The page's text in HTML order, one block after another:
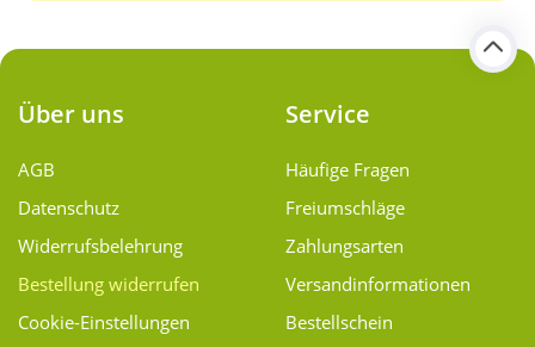
Über uns
AGB
Datenschutz
Widerrufsbelehrung
Bestellung widerrufen
Cookie-Einstellungen
Service
Häufige Fragen
Freiumschläge
Zahlungsarten
Versand­informationen
Bestellschein